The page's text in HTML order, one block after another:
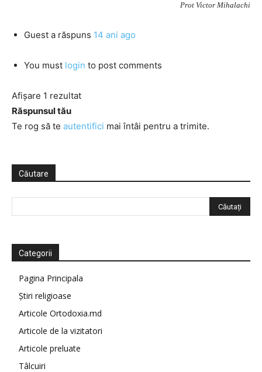
Prot Victor Mihalachi
Guest a răspuns 14 ani ago
You must login to post comments
Afișare 1 rezultat
Răspunsul tău
Te rog să te autentifici mai întâi pentru a trimite.
Căutare
Categorii
Pagina Principala
Știri religioase
Articole Ortodoxia.md
Articole de la vizitatori
Articole preluate
Tâlcuiri